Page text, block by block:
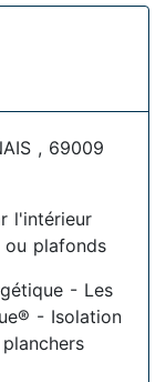
, 69009
l'intérieur
plafonds
- Les
- Isolation